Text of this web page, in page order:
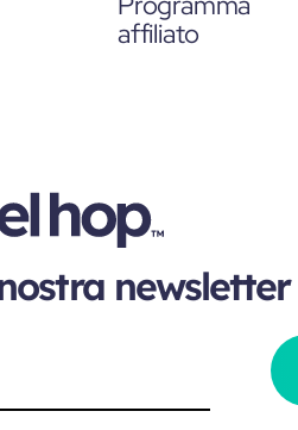
affiliato
newsletter